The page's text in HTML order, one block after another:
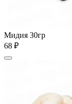
Мидия 30гр
68 ₽